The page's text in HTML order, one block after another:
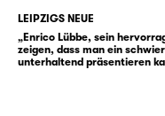
Schauspiel
„Winterreise /
Jelinek), „Faust I
LEIPZIGS NEUE
„Enrico Lübbe, sein
zeigen, dass man ein
unterhaltend präsentieren